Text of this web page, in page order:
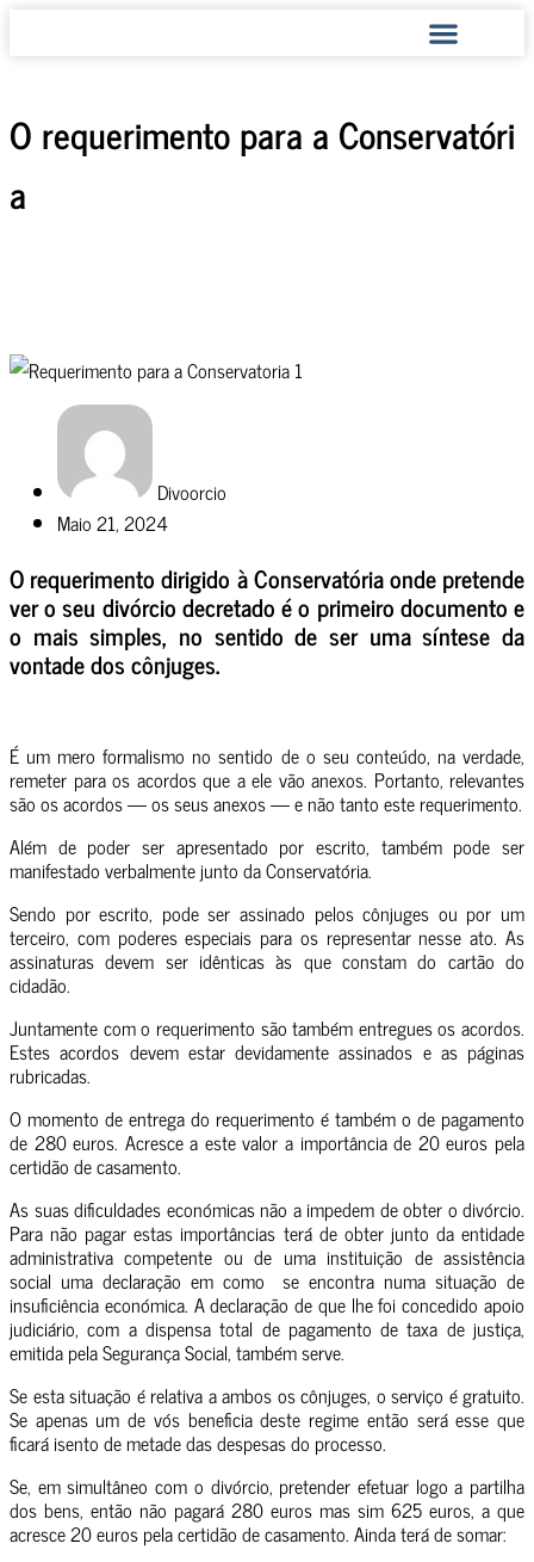
O requerimento para a Conservatóri
a
Divoorcio
Maio 21, 2024
O requerimento dirigido à Conservatória onde pretende
ver o seu divórcio decretado é o primeiro documento e
o mais simples, no sentido de ser uma síntese da
vontade dos cônjuges.
É um mero formalismo no sentido de o seu conteúdo, na verdade,
remeter para os acordos que a ele vão anexos. Portanto, relevantes
são os acordos — os seus anexos — e não tanto este requerimento.
Além de poder ser apresentado por escrito, também pode ser
manifestado verbalmente junto da Conservatória.
Sendo por escrito, pode ser assinado pelos cônjuges ou por um
terceiro, com poderes especiais para os representar nesse ato. As
assinaturas devem ser idênticas às que constam do cartão do
cidadão.
Juntamente com o requerimento são também entregues os acordos.
Estes acordos devem estar devidamente assinados e as páginas
rubricadas.
O momento de entrega do requerimento é também o de pagamento
de 280 euros. Acresce a este valor a importância de 20 euros pela
certidão de casamento.
As suas dificuldades económicas não a impedem de obter o divórcio.
Para não pagar estas importâncias terá de obter junto da entidade
administrativa competente ou de uma instituição de assistência
social uma declaração em como se encontra numa situação de
insuficiência económica. A declaração de que lhe foi concedido apoio
judiciário, com a dispensa total de pagamento de taxa de justiça,
emitida pela Segurança Social, também serve.
Se esta situação é relativa a ambos os cônjuges, o serviço é gratuito.
Se apenas um de vós beneficia deste regime então será esse que
ficará isento de metade das despesas do processo.
Se, em simultâneo com o divórcio, pretender efetuar logo a partilha
dos bens, então não pagará 280 euros mas sim 625 euros, a que
acresce 20 euros pela certidão de casamento. Ainda terá de somar: